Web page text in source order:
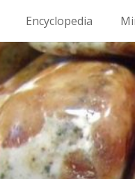
Encyclopedia